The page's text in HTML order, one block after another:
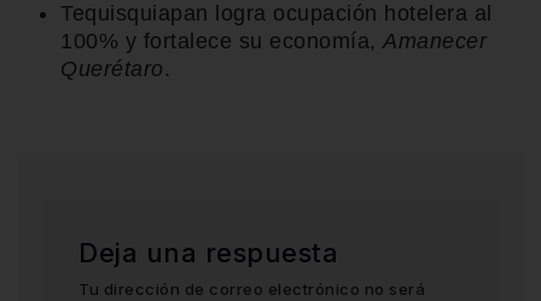
Tequisquiapan logra ocupación hotelera al
100% y fortalece su economía,Amanecer
Querétaro .
Deja una respuesta
Tu dirección de correo electrónico no será